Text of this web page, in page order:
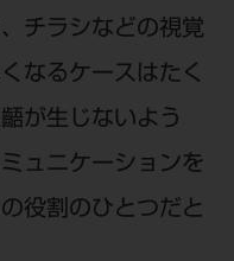
チラシなどの視覚
なるケースはたく
が生じないよう
ュニケーションを
役割のひとつだと